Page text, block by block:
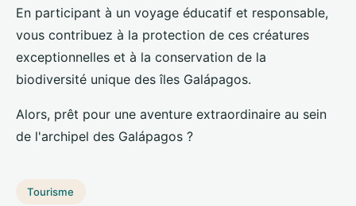
En participant à un voyage éducatif et responsable,
vous contribuez à la protection de ces créatures
exceptionnelles et à la conservation de la
biodiversité unique des îles Galápagos.
Alors, prêt pour une aventure extraordinaire au sein
de l'archipel des Galápagos ?
Tourisme